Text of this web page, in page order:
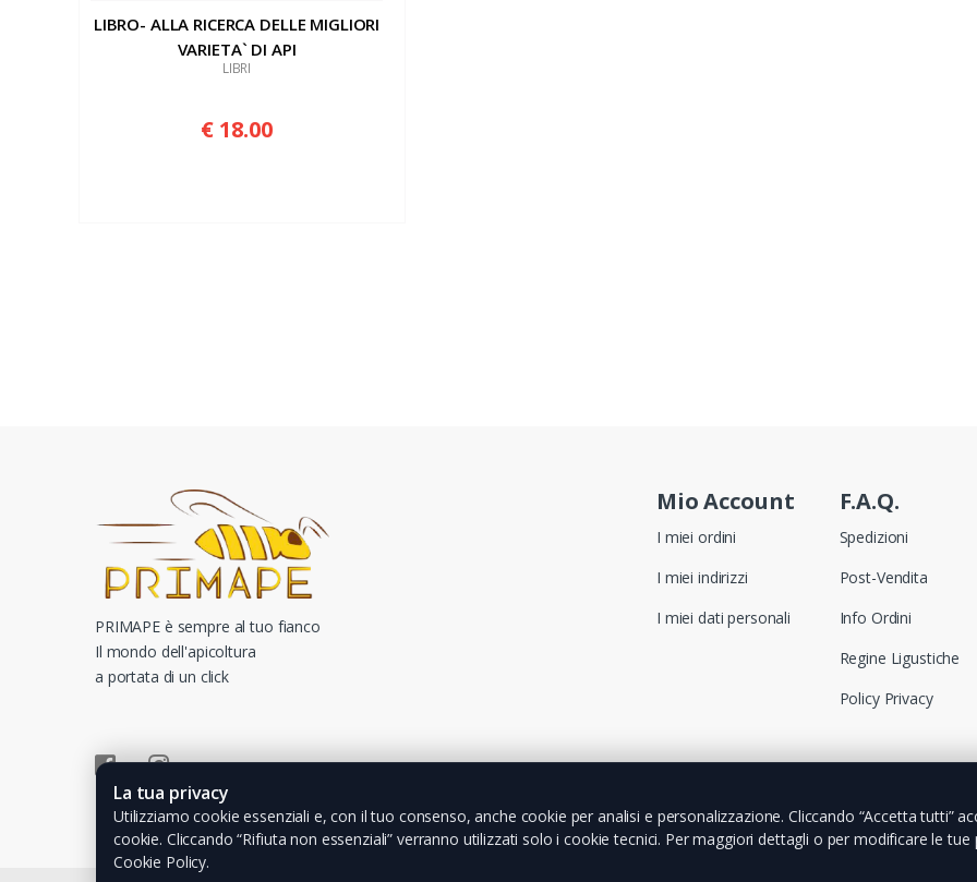
LIBRO- ALLA RICERCA DELLE MIGLIORI
VARIETA` DI API
LIBRI
€ 18.00
Mio Account
I miei ordini
I miei indirizzi
I miei dati personali
F.A.Q.
Spedizioni
Post-Vendita
Info Ordini
Regine Ligustiche
Policy Privacy
PRIMAPE è sempre al tuo fianco
Il mondo dell'apicoltura
a portata di un click
La tua privacy
Utilizziamo cookie essenziali e, con il tuo consenso, anche cookie per analisi e personalizzazione. Cliccando “Accetta tutti”
cookie. Cliccando “Rifiuta non essenziali” verranno utilizzati solo i cookie tecnici. Per maggiori dettagli o per modificare le
Cookie Policy.